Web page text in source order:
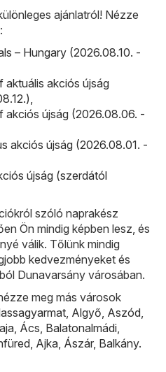
ajánlatról! Nézze
– Hungary (2026.08.10. -
aktuális akciós újság
akciós újság (2026.08.06. -
akciós újság (2026.08.01. -
újság (szerdától
szóló naprakész
Ön mindig képben lesz, és
válik. Tőlünk mindig
kedvezményeket és
Dunavarsány városában.
meg más városok
Algyő Aszód
Ács Balatonalmádi
Ajka Ászár, Balkány.